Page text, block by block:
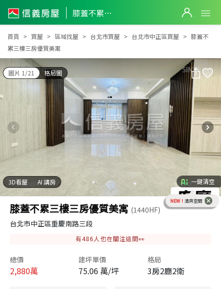
膝蓋不累三樓三房優質美寓
膝蓋不累三樓三房優質美寓
首頁 買屋 區域找屋 台北市買屋 台北市中正區買屋
膝蓋不
累三樓三房優質美寓
圖片 1/21 格局圖
3D看屋 AI 講房 一鍵清空
NEW！ 清爽空間
膝蓋不累三樓三房優質美寓 (1440HF)
台北市中正區重慶南路三段
有486 人也在關注這間👀
總價
2,880萬
建坪單價
75.06 萬/坪
格局
3房2廳2衛